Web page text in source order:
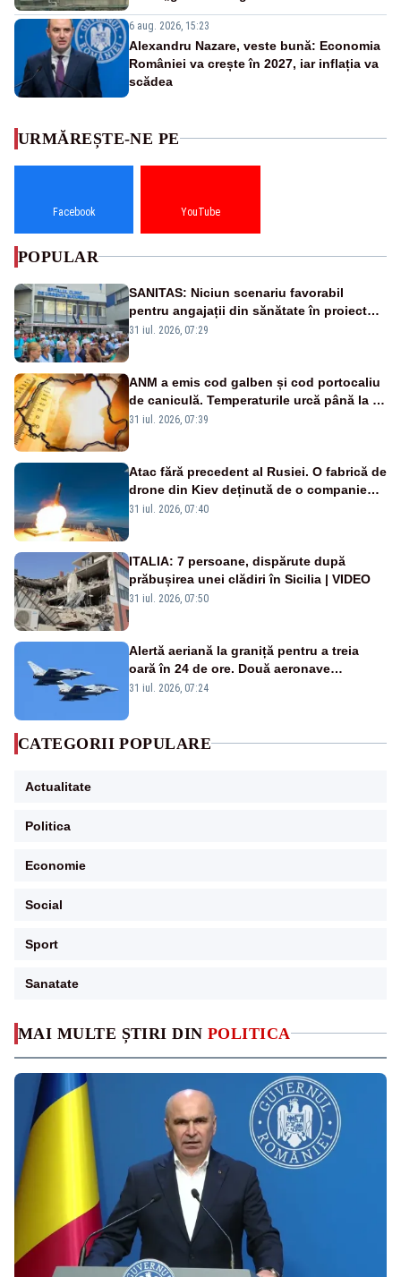
6 aug. 2026, 15:23
Alexandru Nazare, veste bună: Economia
României va crește în 2027, iar inflația va
scădea
MAI MULTE ȘTIRI DIN POLITICA
URMĂREȘTE-NE PE
Facebook YouTube
POPULAR
SANITAS: Niciun scenariu favorabil
pentru angajații din sănătate în proiectul
Legii salarizării
31 iul. 2026, 07:29
ANM a emis cod galben și cod portocaliu
de caniculă. Temperaturile urcă până la 38
de grade, iar nopțile devin tropicale
31 iul. 2026, 07:39
Atac fără precedent al Rusiei. O fabrică de
drone din Kiev deținută de o companie
americană, distrusă de o rachetă
31 iul. 2026, 07:40
ITALIA: 7 persoane, dispărute după
prăbușirea unei clădiri în Sicilia | VIDEO
31 iul. 2026, 07:50
Alertă aeriană la graniță pentru a treia
oară în 24 de ore. Două aeronave
Eurofighter britanice au fost ridicate de la
31 iul. 2026, 07:24
CATEGORII POPULARE
Actualitate
Politica
Economie
Social
Sport
Sanatate